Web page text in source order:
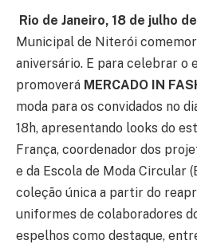
Rio de Janeiro, 18 de julho
Municipal de Niterói
aniversário. E para celebrar o
promoverá MERCADO IN
moda para os convidados no
18h, apresentando looks do
França, coordenador dos
e da Escola de Moda Circular
coleção única a partir do
uniformes de colaboradores
espelhos como destaque,